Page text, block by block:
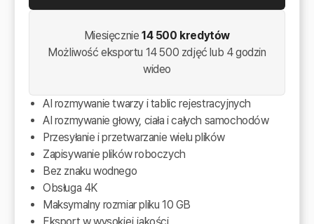
Miesięcznie14 500 kredytów
Możliwość eksportu 14 500 zdjęć lub 4 godzin
wideo
AI rozmywanie twarzy i tablic rejestracyjnych
AI rozmywanie głowy, ciała i całych samochodów
Przesyłanie i przetwarzanie wielu plików
Zapisywanie plików roboczych
Bez znaku wodnego
Obsługa 4K
Maksymalny rozmiar pliku 10 GB